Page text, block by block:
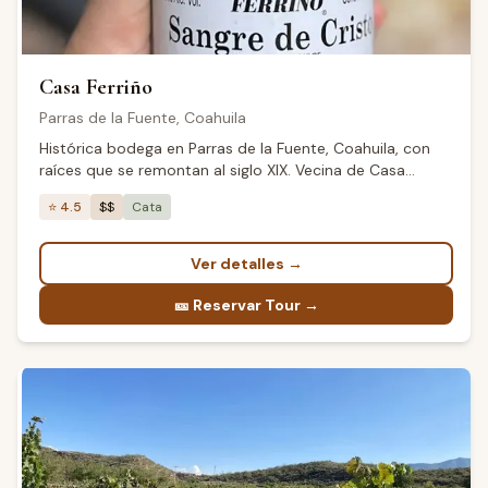
Casa Ferriño
Parras de la Fuente, Coahuila
Histórica bodega en Parras de la Fuente, Coahuila, con
raíces que se remontan al siglo XIX. Vecina de Casa
Madero en el icónico Valle de Parras, produce vinos
tintos y blancos de alta calidad aprovechando la altitud
⭐ 4.5 $$ Cata
Ver detalles →
🎫 Reservar Tour →